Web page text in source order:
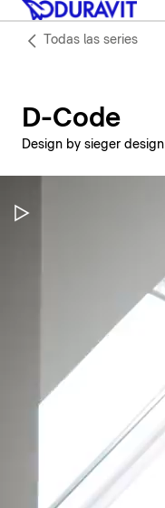
Todas las series
D-Code
Design by sieger design
Pausar vídeo